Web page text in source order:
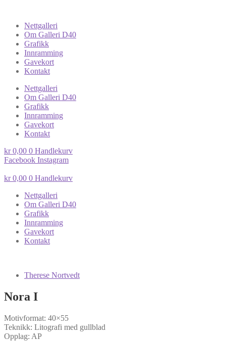
Nettgalleri
Om Galleri D40
Grafikk
Innramming
Gavekort
Kontakt
Nettgalleri
Om Galleri D40
Grafikk
Innramming
Gavekort
Kontakt
kr0,00 0 Handlekurv
Facebook Instagram
kr0,00 0 Handlekurv
Nettgalleri
Om Galleri D40
Grafikk
Innramming
Gavekort
Kontakt
Therese Nortvedt
Nora I
Motivformat: 40×55
Teknikk: Litografi med gullblad
Opplag: AP